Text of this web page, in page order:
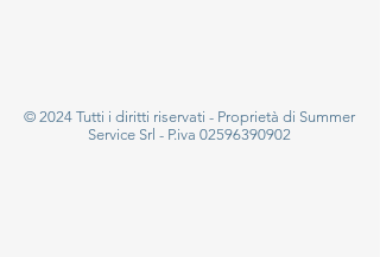
© 2024 Tutti i diritti riservati - Proprietà di Summer
Service Srl - P.iva 02596390902